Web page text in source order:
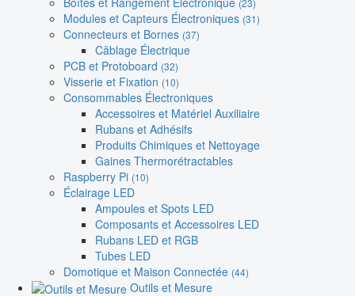
Modules et Capteurs Électroniques (31)
Connecteurs et Bornes (37)
Câblage Électrique
PCB et Protoboard (32)
Visserie et Fixation (10)
Consommables Électroniques
Accessoires et Matériel Auxiliaire
Rubans et Adhésifs
Produits Chimiques et Nettoyage
Gaines Thermorétractables
Raspberry Pi (10)
Éclairage LED
Ampoules et Spots LED
Composants et Accessoires LED
Rubans LED et RGB
Tubes LED
Domotique et Maison Connectée (44)
Outils et Mesure